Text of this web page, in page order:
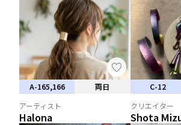
A-165,166
両日
アーティスト
Halona
C-12
クリエイター
Shota